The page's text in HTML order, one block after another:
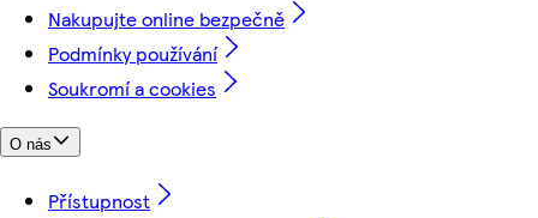
Nakupujte online bezpečně
Podmínky používání
Soukromí a cookies
O nás
Přístupnost